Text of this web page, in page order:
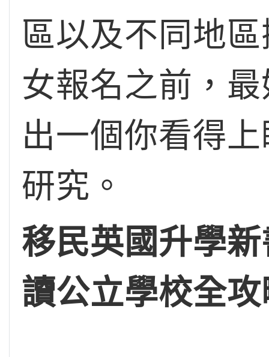
區以及不同地
女報名之前，
出一個你看得
研究。
移民英國升學
讀公立學校全